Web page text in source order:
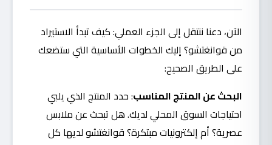
الآن، دعنا ننتقل إلى الجزء العملي: كيف تبدأ الاستيراد
من قوانغتشو؟ إليك الخطوات الأساسية التي ستضعك
على الطريق الصحيح:
البحث عن المنتج المناسب: حدد المنتج الذي يلبي
احتياجات السوق المحلي لديك. هل تبحث عن ملابس
عصرية؟ أم إلكترونيات مبتكرة؟ قوانغتشو لديها كل